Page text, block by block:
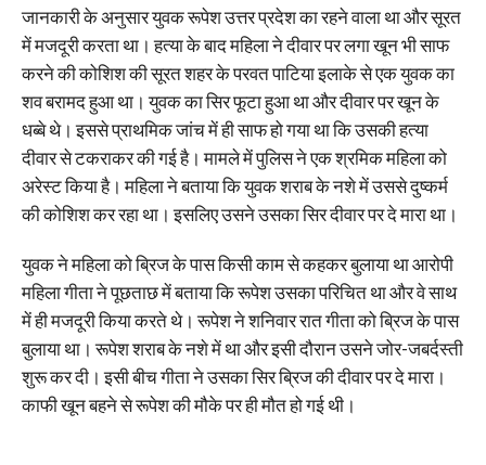
जानकारी के अनुसार युवक रूपेश उत्तर प्रदेश का रहने वाला था और सूरत
में मजदूरी करता था। हत्या के बाद महिला ने दीवार पर लगा खून भी साफ
करने की कोशिश की सूरत शहर के परवत पाटिया इलाके से एक युवक का
शव बरामद हुआ था। युवक का ‌सिर फूटा हुआ था और दीवार पर खून के
धब्बे थे। इससे प्राथमिक जांच में ही साफ हो गया था कि उसकी हत्या
दीवार से टकराकर की गई है। मामले में पुलिस ने एक श्रमिक महिला को
अरेस्ट किया है। महिला ने बताया कि युवक शराब के नशे में उससे दुष्कर्म
की कोशिश कर रहा था। इसलिए उसने उसका सिर दीवार पर दे मारा था।
युवक ने महिला को ब्रिज के पास किसी काम से कहकर बुलाया था आरोपी
महिला गीता ने पूछताछ में बताया कि रूपेश उसका परिचित था और वे साथ
में ही मजदूरी किया करते थे। रूपेश ने शनिवार रात गीता को ब्रिज के पास
बुलाया था। रूपेश शराब के नशे में था और इसी दौरान उसने जोर-जबर्दस्ती
शुरू कर दी। इसी बीच गीता ने उसका सिर ब्रिज की दीवार पर दे मारा।
काफी खून बहने से रूपेश की मौके पर ही मौत हो गई थी।